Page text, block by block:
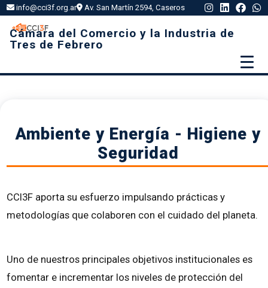
info@cci3f.org.ar Av. San Martín 2594, Caseros
Cámara del Comercio y la Industria de
Tres de Febrero
Ambiente y Energía - Higiene y
Seguridad
CCI3F aporta su esfuerzo impulsando prácticas y
metodologías que colaboren con el cuidado del planeta.
Uno de nuestros principales objetivos institucionales es
fomentar e incrementar los niveles de protección del